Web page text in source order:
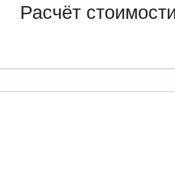
Расчёт